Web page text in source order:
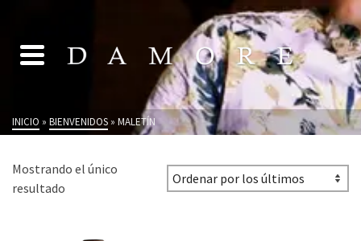
INICIO » BIENVENIDOS » MALETÍN
Mostrando el único
resultado